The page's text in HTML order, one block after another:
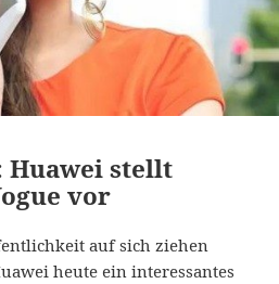
Huawei stellt
vor
auf sich ziehen
heute ein interessantes